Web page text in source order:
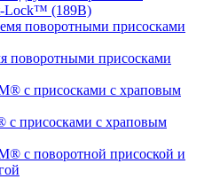
Lock™ (189B)
поворотными присосками
с присосками с храповым